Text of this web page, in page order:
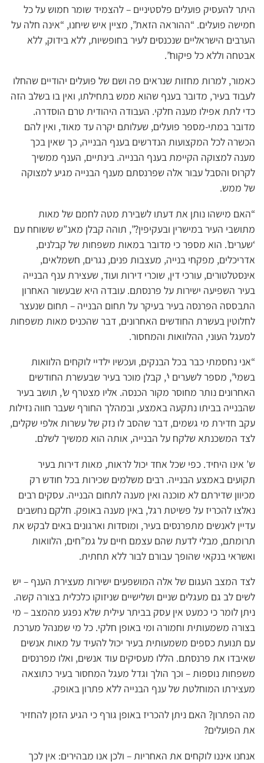
היתר להעסיק פועלים פלסטיניים – להצמיד שומר חמוש על כל
חמישה פועלים. “ההוראה הזאת”, מציין איש שיחנו, “אינה חלה על
הערבים הישראליים שנכנסים לעיר בחופשיות, ללא בידוק, ללא
אבטחה וללא כל פיקוח”.
כאמור, למרות מחזות שנראים פה ושם של פועלים יהודיים שהחלו
לעבוד בעיר, מדובר בענף שהוא ממש בתחילתו, ואין בו בשלב הזה
כדי לתת אפילו מענה חלקי. העבודה היהודית טרם הוסדרה.
מדובר במתי-מספר פועלים, שעלותם יקרה עד מאוד, ואין להם
הכשרה לכל המקצועות הנדרשים בענף הבנייה, כך שאין בכך
מענה למצוקה הקיימת בענף הבנייה. בינתיים, הענף ממשיך
לקרוס והסבל עבור אלה שפרנסתם מענף הבנייה מגיע למצוקה
של ממש.
“האם מישהו נותן את דעתו לשבירת מטה לחמם של מאות
מתושבי העיר במישרין ובעקיפין?”, תוהה קבלן מאנ”ש ששוחח עם
‘שערים’. הוא מספר כי מדובר במאות משפחות של קבלנים,
אדריכלים, מפקחי בנייה, מעצבות פנים, נגרים, חשמלאים,
אינסטלטורים, עורכי דין, שוכרי דירות ועוד, שעצירת ענף הבנייה
בעיר השפיעה ישירות על פרנסתם. עובדה היא שבעשור האחרון
התבססה הפרנסה בעיר בעיקר על תחום הבנייה – תחום שנעצר
לחלוטין בעשרת החודשים האחרונים, דבר שהכניס מאות משפחות
למעגל העוני, ההלוואות והמחסור.
“אני נחסמתי כבר בכל הבנקים, ועכשיו ילדיי לוקחים הלוואות
בשמי”, מספר לשערים י’, קבלן מוכר בעיר שבעשרת החודשים
האחרונים נותר מחוסר מקור הכנסה. אליו מצטרף ש’, תושב בעיר
שהבנייה בביתו נתקעה באמצע, ובמהלך החורף שעבר חווה נזילות
עקב חדירת מי גשמים, דבר שהסב לו נזק של עשרות אלפי שקלים,
לצד המשכנתא שלקח על הבנייה, אותה הוא ממשיך לשלם.
ש’ אינו היחיד. כפי שכל אחד יכול לראות, מאות דירות בעיר
תקועים באמצע הבנייה. רבים משלמים שכירות בכל חודש רק
מכיוון שדירתם לא מוכנה ואין מענה לתחום הבנייה. עסקים רבים
נאלצו להכריז על פשיטת רגל, באין מענה באופק. חלקם נחשבים
עדיין לאנשים מתפרנסים בעיר, ומוסדות וארגונים באים לבקש את
תרומתם, מבלי לדעת שהם עצמם חיים על גמ”חים, הלוואות
ואשראי בנקאי שהופך עבורם לבור ללא תחתית.
לצד המצב העגום של אלה המושפעים ישירות מעצירת הענף – יש
לשים לב גם מעגלים שניים ושלישיים שניזוקו כלכלית בצורה קשה.
ניתן לומר כי כמעט אין עסק בביתר עילית שלא נפגע מהמצב – מי
בצורה משמעותית וחמורה ומי באופן חלקי. כל מי שמנהל מערכת
עם תנועת כספים משמעותית בעיר יכול להעיד על מאות אנשים
שאיבדו את פרנסתם. הללו מעסיקים עוד אנשים, ואלו מפרנסים
משפחות נוספות – וכך הולך וגדל מעגל המחסור בעיר כתוצאה
מעצירתו המוחלטת של ענף הבנייה ללא פתרון באופק.
מה הפתרון? האם ניתן להכריז באופן גורף כי הגיע הזמן להחזיר
את הפועלים?
אנחנו איננו לוקחים את האחריות – ולכן אנו מבהירים: אין לכך